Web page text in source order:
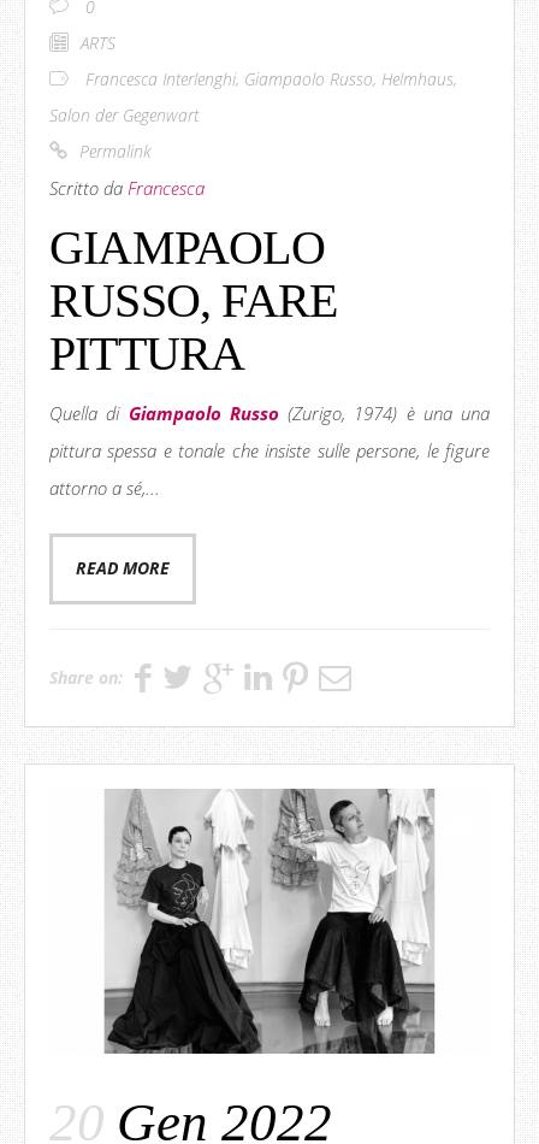
0
ARTS
Francesca Interlenghi, Giampaolo Russo, Helmhaus,
Salon der Gegenwart
Permalink
Scritto da Francesca
GIAMPAOLO
RUSSO, FARE
PITTURA
Quella di Giampaolo Russo (Zurigo, 1974) è una una
pittura spessa e tonale che insiste sulle persone, le figure
attorno a sé,...
READ MORE
Share on:
20 Gen 2022